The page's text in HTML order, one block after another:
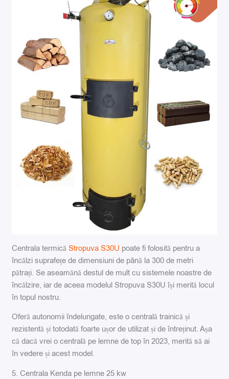
Centrala termicăStropuva S30U poate fi folosită pentru a
încălzi suprafețe de dimensiuni de până la 300 de metri
pătrați. Se aseamănă destul de mult cu sistemele noastre de
încălzire, iar de aceea modelul Stropuva S30U își merită locul
în topul nostru.
Oferă autonomii îndelungate, este o centrală trainică și
rezistentă și totodată foarte ușor de utilizat și de întreținut. Așa
că dacă vrei o centrală pe lemne de top în 2023, merită să ai
în vedere și acest model.
5. Centrala Kenda pe lemne 25 kw